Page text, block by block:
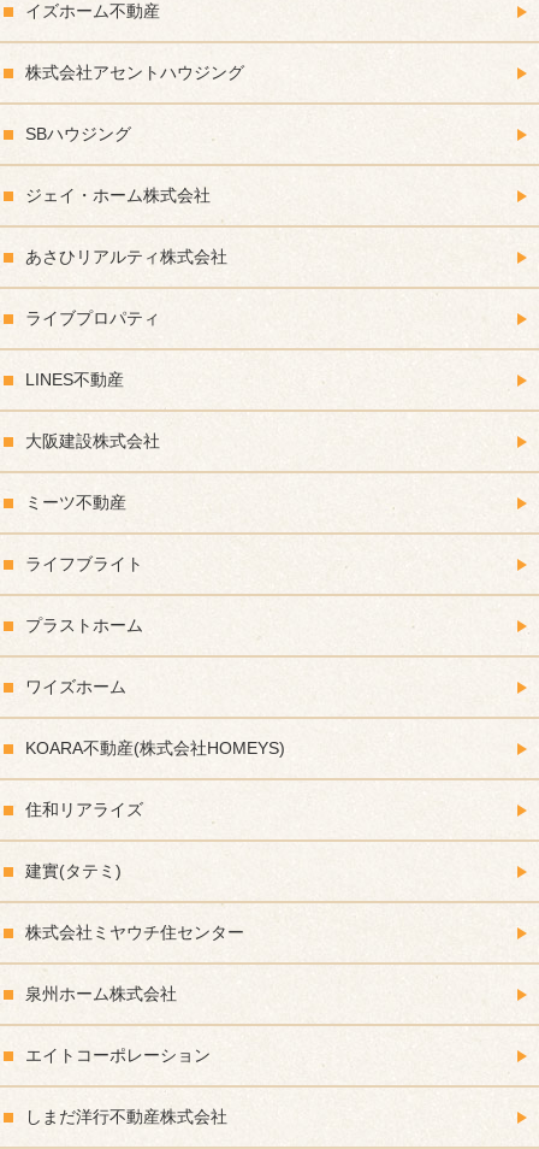
イズホーム不動産
株式会社アセントハウジング
SBハウジング
ジェイ・ホーム株式会社
あさひリアルティ株式会社
ライブプロパティ
LINES不動産
大阪建設株式会社
ミーツ不動産
ライフブライト
プラストホーム
ワイズホーム
KOARA不動産(株式会社HOMEYS)
住和リアライズ
建實(タテミ)
株式会社ミヤウチ住センター
泉州ホーム株式会社
エイトコーポレーション
しまだ洋行不動産株式会社